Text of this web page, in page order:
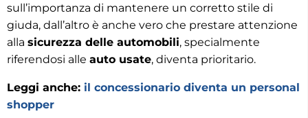
sull’importanza di mantenere un corretto stile di
giuda, dall’altro è anche vero che prestare attenzione
alla sicurezza delle automobili, specialmente
riferendosi alle auto usate, diventa prioritario.
Leggi anche: il concessionario diventa un personal
shopper